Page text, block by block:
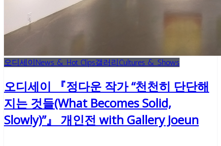
오디세이News & Hot Clips갤러리Cultures & Shows
오디세이 『정다운 작가 “천천히 단단해
지는 것들(What Becomes Solid,
Slowly)”』 개인전 with Gallery Joeun